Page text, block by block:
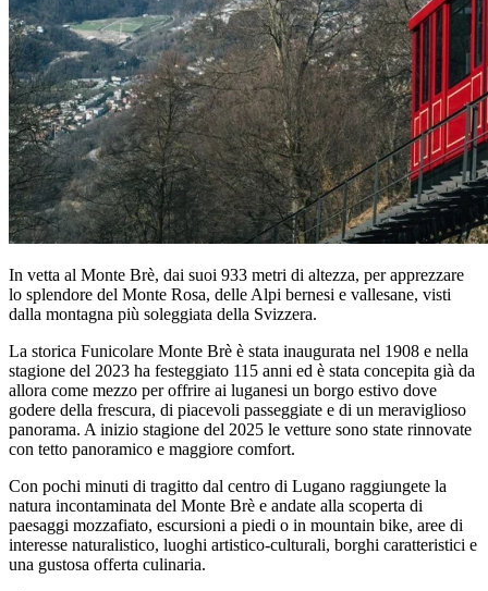
In vetta al Monte Brè, dai suoi 933 metri di altezza, per apprezzare
lo splendore del Monte Rosa, delle Alpi bernesi e vallesane, visti
dalla montagna più soleggiata della Svizzera.
La storica Funicolare Monte Brè è stata inaugurata nel 1908 e nella
stagione del 2023 ha festeggiato 115 anni ed è stata concepita già da
allora come mezzo per offrire ai luganesi un borgo estivo dove
godere della frescura, di piacevoli passeggiate e di un meraviglioso
panorama. A inizio stagione del 2025 le vetture sono state rinnovate
con tetto panoramico e maggiore comfort.
Con pochi minuti di tragitto dal centro di Lugano raggiungete la
natura incontaminata del Monte Brè e andate alla scoperta di
paesaggi mozzafiato, escursioni a piedi o in mountain bike, aree di
interesse naturalistico, luoghi artistico-culturali, borghi caratteristici e
una gustosa offerta culinaria.